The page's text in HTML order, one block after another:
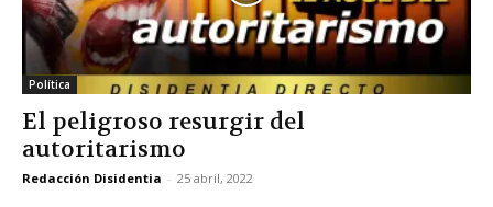
Política
El peligroso resurgir del
autoritarismo
Redacción Disidentia - 25 abril, 2022